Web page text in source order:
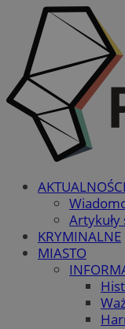
AKTUALNOŚCI
KRYMINALNE
MIASTO